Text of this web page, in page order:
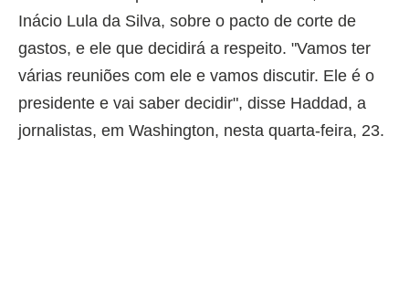
Inácio Lula da Silva, sobre o pacto de corte de
gastos, e ele que decidirá a respeito. "Vamos ter
várias reuniões com ele e vamos discutir. Ele é o
presidente e vai saber decidir", disse Haddad, a
jornalistas, em Washington, nesta quarta-feira, 23.